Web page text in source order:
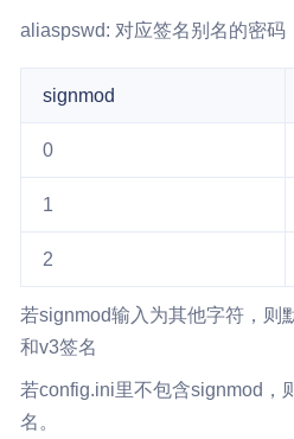
aliaspswd: 对应签名别名的密码
signmod
0
1
2
若signmod输入为其他字符，则
和v3签名
若config.ini里不包含signmod，
名。